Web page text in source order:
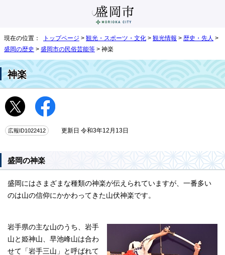
現在の位置： トップページ > 観光・スポーツ・文化 > 観光情報 > 歴史・先人 >
盛岡の歴史 > 盛岡市の民俗芸能等 > 神楽
神楽
広報ID1022412 更新日 令和3年12月13日
盛岡の神楽
盛岡にはさまざまな種類の神楽が伝えられていますが、一番多い
のは山の信仰にかかわってきた山伏神楽です。
岩手県の主な山のうち、岩手
山と姫神山、早池峰山は合わ
せて「岩手三山」と呼ばれて